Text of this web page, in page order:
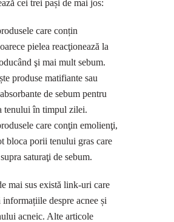
cei trei pași de mai jos:
care conțin
pielea reacţionează la
şi mai mult sebum.
produse matifiante sau
de sebum pentru
tenului în timpul zilei.
care conţin emolienţi,
bloca porii tenului gras care
saturaţi de sebum.
mai sus există link-uri care
informațiile despre acnee și
acneic. Alte articole